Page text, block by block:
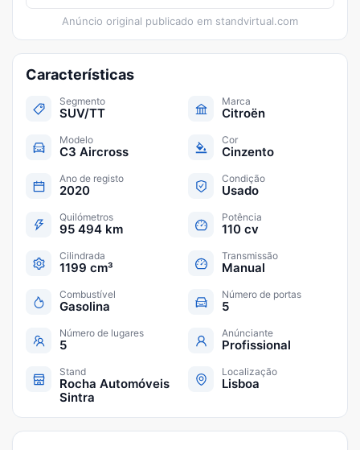
Anúncio original publicado em standvirtual.com
Características
Segmento
SUV/TT
Marca
Citroën
Modelo
C3 Aircross
Cor
Cinzento
Ano de registo
2020
Condição
Usado
Quilómetros
95 494 km
Potência
110 cv
Cilindrada
1199 cm³
Transmissão
Manual
Combustível
Gasolina
Número de portas
5
Número de lugares
5
Anúnciante
Profissional
Stand
Rocha Automóveis
Sintra
Localização
Lisboa